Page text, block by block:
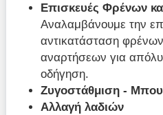
Επισκευές Φρένων
Αναλαμβάνουμε την
αντικατάσταση
αναρτήσεων για
οδήγηση.
Ζυγοστάθμιση -
Αλλαγή λαδιών